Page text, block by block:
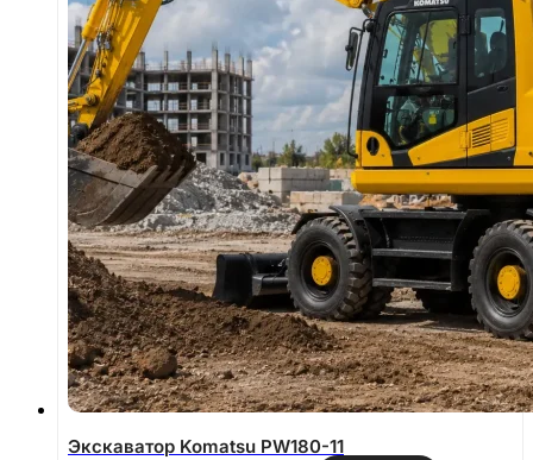
Экскаватор Komatsu PW180-11